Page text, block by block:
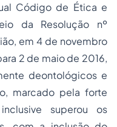
Código de Ética e
da Resolução nº
em 4 de novembro
2 de maio de 2016,
deontológicos e
marcado pela forte
superou os